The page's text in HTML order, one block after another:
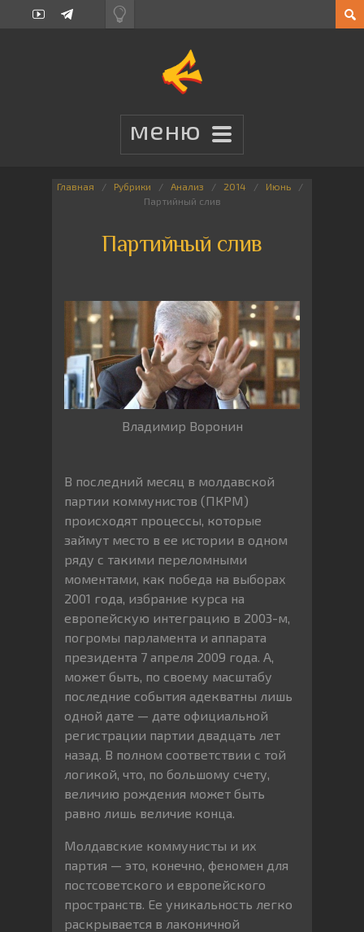
Главная Рубрики Анализ 2014
Июнь
Партийный слив
Партийный слив
Владимир Воронин
В последний месяц в молдавской
партии коммунистов (ПКРМ)
происходят процессы, которые
займут место в ее истории в одном
ряду с такими переломными
моментами, как победа на выборах
2001 года, избрание курса на
европейскую интеграцию в 2003-м,
погромы парламента и аппарата
президента 7 апреля 2009 года. А,
может быть, по своему масштабу
последние события адекватны лишь
одной дате — дате официальной
регистрации партии двадцать лет
назад. В полном соответствии с той
логикой, что, по большому счету,
величию рождения может быть
равно лишь величие конца.
Молдавские коммунисты и их
партия — это, конечно, феномен для
постсоветского и европейского
пространств. Ее уникальность легко
раскрывается в лаконичной